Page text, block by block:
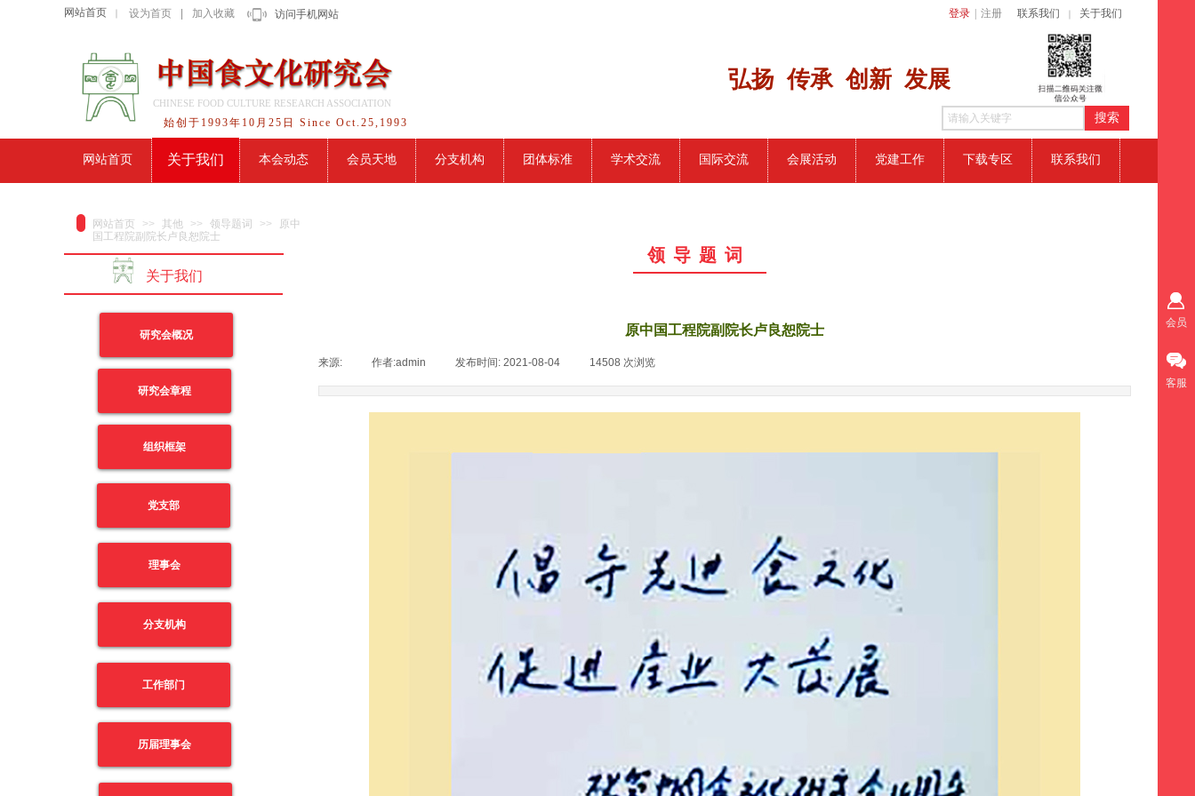
设为首页 加入收藏
网站首页 访问手机网站 登录 注册 联系我们 关于我们
始创于1993年10月25日 Since Oct.25,1993
CHINESE FOOD CULTURE RESEARCH ASSOCIATION
弘扬 传​承 创新 发展
搜索
网站首页 关于我们 本会动态 会员天地 分支机构 团体标准 学术交流 国际交流 会展活动 党建工作 下载专区 联系我们
网站首页 >> 其他 >> 领导题词 >>
原中
国工程院副院长卢良恕院士
领 导 题 词
关于我们
研究会概况 原中国工程院副院长卢良恕院士
来源: 作者:admin 发布时间: 2021-08-04 14508 次浏览
研究会章程
组织框架
党支部
理事会
分支机构
工作部门
历届理事会
会员
客服